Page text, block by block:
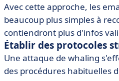
Avec cette approche, les
beaucoup plus simples à
contiendront plus d'infos
Établir des protocoles
Une attaque de whaling
des procédures habituelles